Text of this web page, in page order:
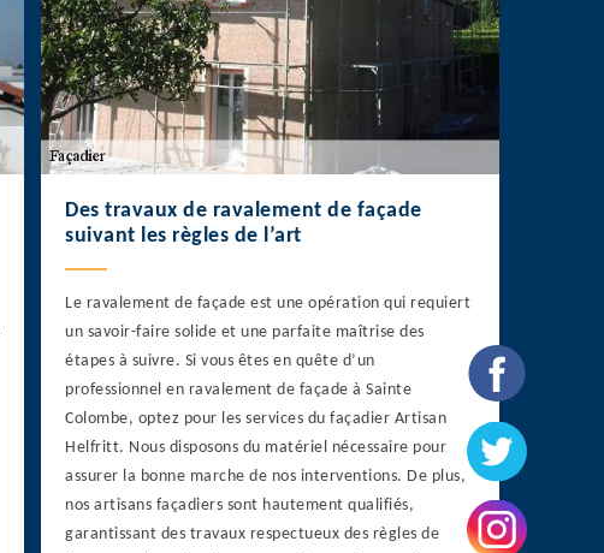
Des travaux de ravalement de façade
suivant les règles de l’art
Le ravalement de façade est une opération qui requiert
un savoir-faire solide et une parfaite maîtrise des
étapes à suivre. Si vous êtes en quête d’un
professionnel en ravalement de façade à Sainte
Colombe, optez pour les services du façadier Artisan
Helfritt. Nous disposons du matériel nécessaire pour
assurer la bonne marche de nos interventions. De plus,
nos artisans façadiers sont hautement qualifiés,
garantissant des travaux respectueux des règles de